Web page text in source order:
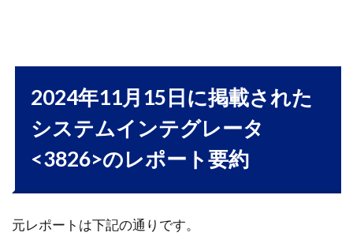
2024年11月15日に掲載された
システムインテグレータ
<3826>のレポート要約
元レポートは下記の通りです。